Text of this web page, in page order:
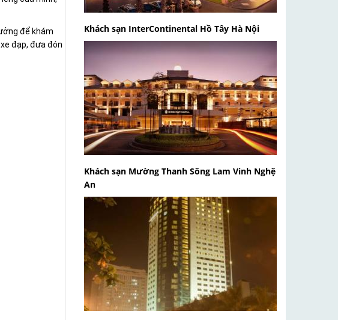
để khám
đạp, đưa đón
Khách sạn InterContinental Hồ Tây Hà Nội
Khách sạn Mường Thanh Sông Lam Vinh Nghệ
An